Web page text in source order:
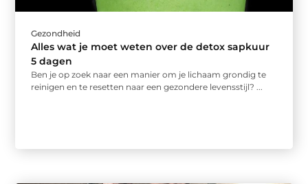
Gezondheid
Alles wat je moet weten over de detox sapkuur
5 dagen
Ben je op zoek naar een manier om je lichaam grondig te
reinigen en te resetten naar een gezondere levensstijl? ...